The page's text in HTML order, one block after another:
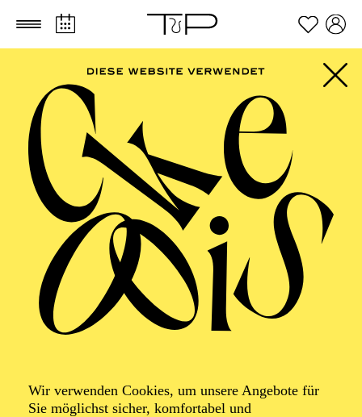
Zum Hauptinhalt springen Zum Footer springen
Wir verwenden Cookies, um unsere Angebote für
Sie möglichst sicher, komfortabel und
AALTO BALLETT
Perspectives